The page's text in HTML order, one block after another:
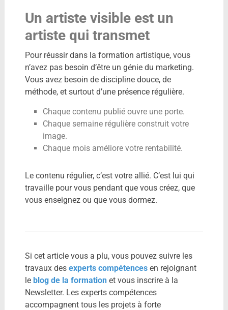
Un artiste visible est un
artiste qui transmet
Pour réussir dans la formation artistique, vous
n’avez pas besoin d’être un génie du marketing.
Vous avez besoin de discipline douce, de
méthode, et surtout d’une présence régulière.
Chaque contenu publié ouvre une porte.
Chaque semaine régulière construit votre
image.
Chaque mois améliore votre rentabilité.
Le contenu régulier, c’est votre allié. C’est lui qui
travaille pour vous pendant que vous créez, que
vous enseignez ou que vous dormez.
Si cet article vous a plu, vous pouvez suivre les
travaux des experts compétencesen rejoignant
le blog de la formation et vous inscrire à la
Newsletter. Les experts compétences
accompagnent tous les projets à forte